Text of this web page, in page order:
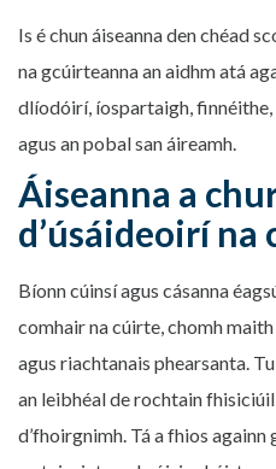
Is é chun áiseanna den chéad
na gcúirteanna an aidhm atá
dlíodóirí, íospartaigh, finnéithe,
agus an pobal san áireamh.
Áiseanna a
d’úsáideoirí na
Bíonn cúinsí agus cásanna
comhair na cúirte, chomh
agus riachtanais phearsanta.
an leibhéal de rochtain
d’fhoirgnimh. Tá a fhios